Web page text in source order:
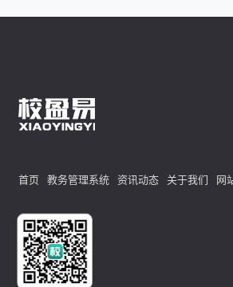
首页 教务管理系统 资讯动态 关于我们 网